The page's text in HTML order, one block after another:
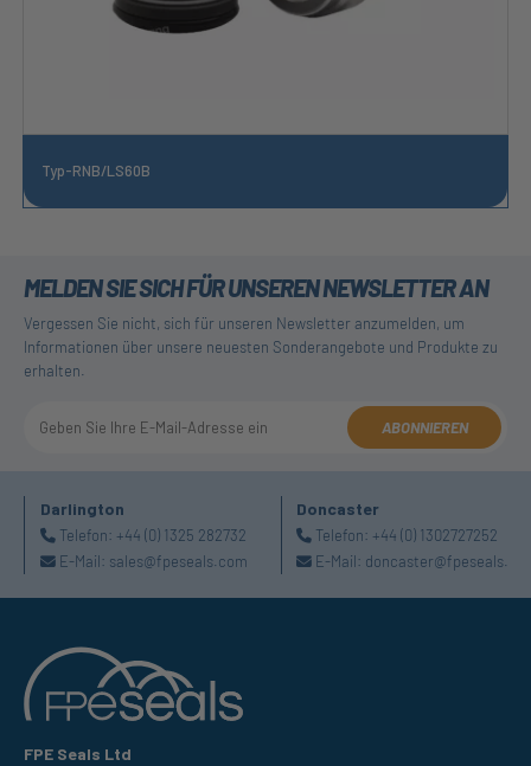
Typ-RNB/LS60B
MELDEN SIE SICH FÜR UNSEREN NEWSLETTER AN
Vergessen Sie nicht, sich für unseren Newsletter anzumelden, um
Informationen über unsere neuesten Sonderangebote und Produkte zu
erhalten.
ABONNIEREN
Darlington
Telefon: +44 (0) 1325 282732
E-Mail: sales@fpeseals.com
Doncaster
Telefon: +44 (0) 1302727252
E-Mail:
FPE Seals Ltd